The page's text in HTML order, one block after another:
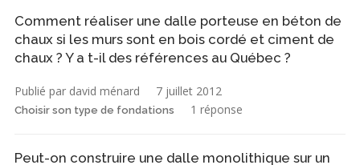
Comment réaliser une dalle porteuse en béton de
chaux si les murs sont en bois cordé et ciment de
chaux ? Y a t-il des références au Québec ?
Publié par david ménard 7 juillet 2012
Choisir son type de fondations 1 réponse
Peut-on construire une dalle monolithique sur un